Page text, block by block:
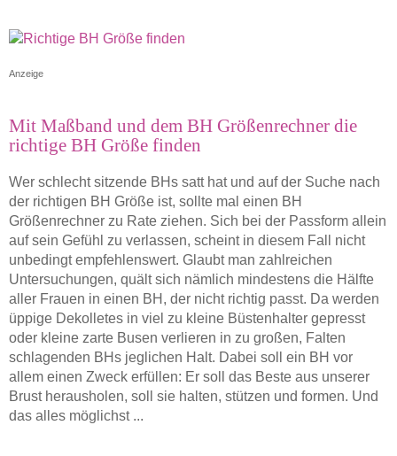
Anzeige
Mit Maßband und dem BH Größenrechner die
richtige BH Größe finden
Wer schlecht sitzende BHs satt hat und auf der Suche nach
der richtigen BH Größe ist, sollte mal einen BH
Größenrechner zu Rate ziehen. Sich bei der Passform allein
auf sein Gefühl zu verlassen, scheint in diesem Fall nicht
unbedingt empfehlenswert. Glaubt man zahlreichen
Untersuchungen, quält sich nämlich mindestens die Hälfte
aller Frauen in einen BH, der nicht richtig passt. Da werden
üppige Dekolletes in viel zu kleine Büstenhalter gepresst
oder kleine zarte Busen verlieren in zu großen, Falten
schlagenden BHs jeglichen Halt. Dabei soll ein BH vor
allem einen Zweck erfüllen: Er soll das Beste aus unserer
Brust herausholen, soll sie halten, stützen und formen. Und
das alles möglichst ...